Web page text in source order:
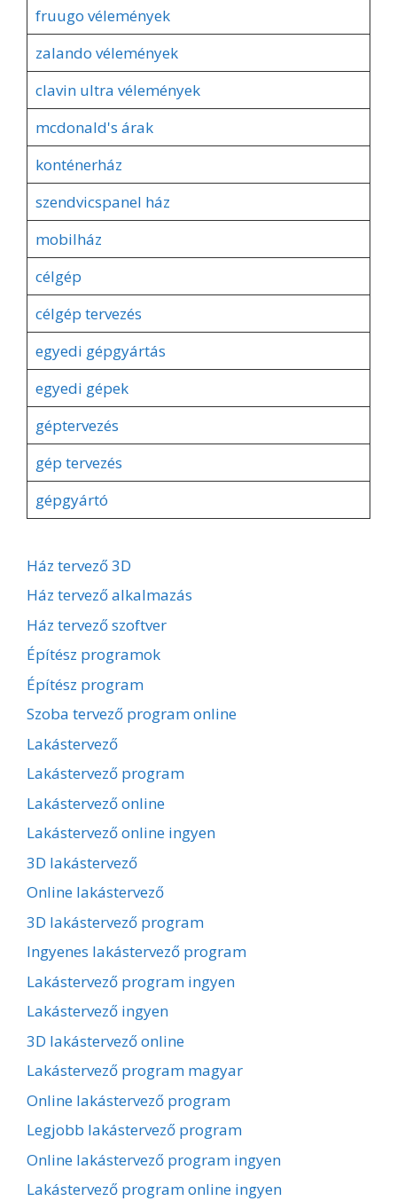
fruugo vélemények
zalando vélemények
clavin ultra vélemények
mcdonald's árak
konténerház
szendvicspanel ház
mobilház
célgép
célgép tervezés
egyedi gépgyártás
egyedi gépek
géptervezés
gép tervezés
gépgyártó
Ház tervező 3D
Ház tervező alkalmazás
Ház tervező szoftver
Építész programok
Építész program
Szoba tervező program online
Lakástervező
Lakástervező program
Lakástervező online
Lakástervező online ingyen
3D lakástervező
Online lakástervező
3D lakástervező program
Ingyenes lakástervező program
Lakástervező program ingyen
Lakástervező ingyen
3D lakástervező online
Lakástervező program magyar
Online lakástervező program
Legjobb lakástervező program
Online lakástervező program ingyen
Lakástervező program online ingyen